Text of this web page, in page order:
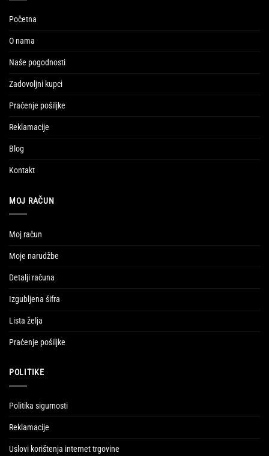
Početna
O nama
Naše pogodnosti
Zadovoljni kupci
Praćenje pošiljke
Reklamacije
Blog
Kontakt
MOJ RAČUN
Moj račun
Moje narudžbe
Detalji računa
Izgubljena šifra
Lista želja
Praćenje pošiljke
POLITIKE
Politika sigurnosti
Reklamacije
Uslovi korištenja internet trgovine